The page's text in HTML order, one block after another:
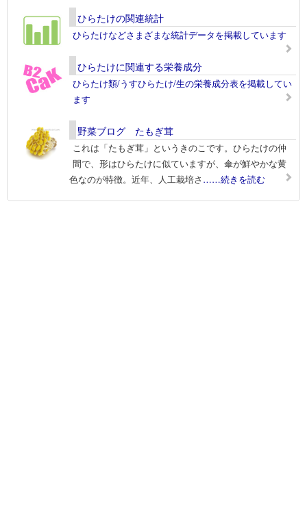
ひらたけの関連統計
ひらたけなどさまざまな統計データを掲載しています
ひらたけに関連する栄養成分
ひらたけ類/うすひらたけ/生の栄養成分表を掲載してい
ます
野菜ブログ たもぎ茸
これは「たもぎ茸」というきのこです。ひらたけの仲
間で、形はひらたけに似ていますが、傘が鮮やかな黄
色なのが特徴。近年、人工栽培さ ……続きを読む